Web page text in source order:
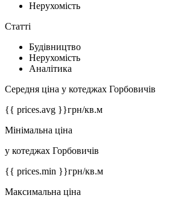
Нерухомість
Статті
Будівництво
Нерухомість
Аналітика
Середня ціна у котеджах Горбовичів
{{ prices.avg }}грн/кв.м
Мінімальна ціна
у котеджах Горбовичів
{{ prices.min }}грн/кв.м
Максимальна ціна